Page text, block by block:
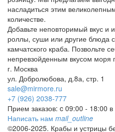
насладиться этим
количестве.
Добавьте неповторимый вкус и
роллы, суши или другие
камчатского краба. Позвольте
непревзойденным вкусом моря
г. Москва
ул. Добролюбова, д.8а, стр. 1
sale@mirmore.ru
+7 (926) 2038-777
Прием заказов: c 09:00 - 18:00
Написать нам mail_outline
©2006-2025. Крабы и устрицы